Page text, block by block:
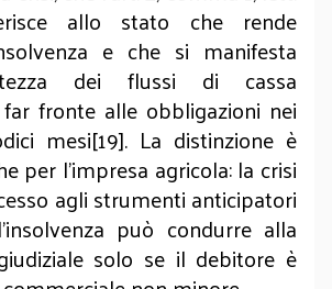
allo stato che rende
e che si manifesta
dei flussi di cassa
fronte alle obbligazioni nei
mesi[19]. La distinzione è
per l’impresa agricola: la crisi
agli strumenti anticipatori
può condurre alla
solo se il debitore è